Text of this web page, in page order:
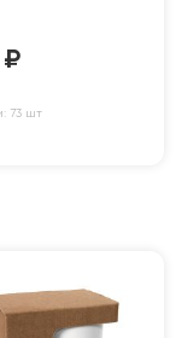
₽
73 шт